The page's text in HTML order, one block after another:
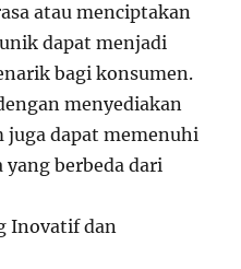
atau menciptakan
dapat menjadi
bagi konsumen.
menyediakan
juga dapat memenuhi
berbeda dari
Inovatif dan